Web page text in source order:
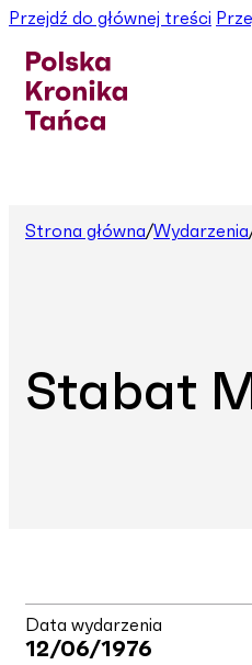
Przejdź do głównej treści
Strona główna/Wydarzenia
Stabat
Data wydarzenia
12/06/1976